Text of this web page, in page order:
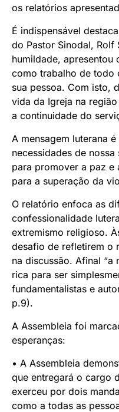
os relatórios
É indispensável
do Pastor Sinodal, Rolf
humildade, apresentou
como trabalho de todo
sua pessoa. Com isto,
vida da Igreja na
a continuidade do
A mensagem luterana
necessidades de
para promover a paz e
para a superação da
O relatório enfoca as
confessionalidade
extremismo religioso.
desafio de refletirem o
na discussão. Afinal “a
rica para ser
fundamentalistas e
p.9).
A Assembleia foi
esperanças:
• A Assembleia
que entregará o cargo
exerceu por dois
como a todas as